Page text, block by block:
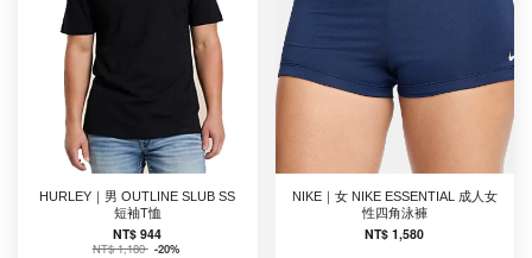
HURLEY｜男 OUTLINE SLUB SS
短袖T恤
NT$ 944
NT$ 1,180 -20%
NIKE｜女 NIKE ESSENTIAL 成人女
性四角泳褲
NT$ 1,580